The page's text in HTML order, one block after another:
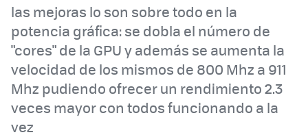
las mejoras lo son sobre todo en la
potencia gráfica: se dobla el número de
"cores" de la GPU y además se aumenta la
velocidad de los mismos de 800 Mhz a 911
Mhz pudiendo ofrecer un rendimiento 2.3
veces mayor con todos funcionando a la
vez